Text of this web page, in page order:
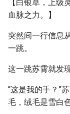
【白银草，上
血脉之力。】
突然间一行信息
一跳。
这一跳苏霄就发
“这是我的手？”
毛，绒毛是雪白色